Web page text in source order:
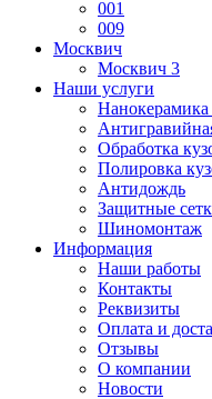
001
009
Москвич
Москвич 3
Наши услуги
Нанокерамика
Обработка
Полировка
Антидождь
Защитные
Шиномонтаж
Информация
Наши работы
Контакты
Реквизиты
Оплата и
Отзывы
О компании
Новости